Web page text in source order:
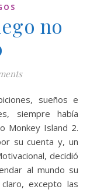
no
siempre había
Monkey Island 2.
su cuenta y, un
decidió
al mundo su
excepto las